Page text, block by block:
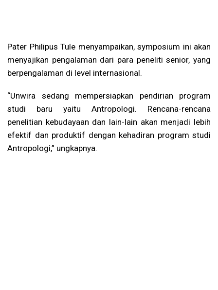
Pater Philipus Tule menyampaikan, symposium ini akan
menyajikan pengalaman dari para peneliti senior, yang
berpengalaman di level internasional.
“Unwira sedang mempersiapkan pendirian program
studi baru yaitu Antropologi. Rencana-rencana
penelitian kebudayaan dan lain-lain akan menjadi lebih
efektif dan produktif dengan kehadiran program studi
Antropologi,” ungkapnya.